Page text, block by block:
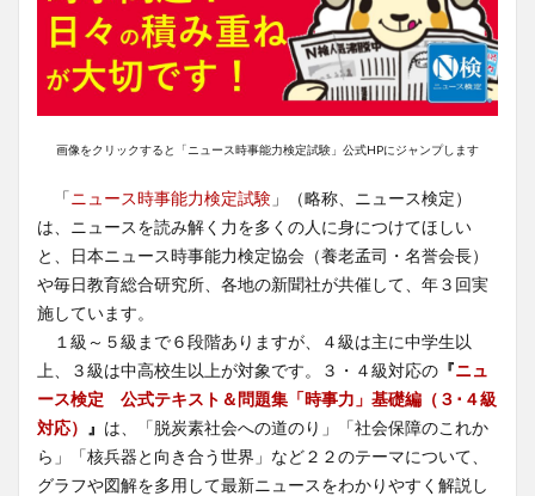
画像をクリックすると「ニュース時事能力検定試験」公式HPにジャンプします
「ニュース時事能力検定試験 」（略称、ニュース検定）
は、ニュースを読み解く力を多くの人に身につけてほしい
と、日本ニュース時事能力検定協会（養老孟司・名誉会長）
や毎日教育総合研究所、各地の新聞社が共催して、年３回実
施しています。
１級～５級まで６段階ありますが、４級は主に中学生以
上、３級は中高校生以上が対象です。３・４級対応の 『ニュ
ース検定 公式テキスト＆問題集「時事力」基礎編（３･４級
対応）
』 は、「脱炭素社会への道のり」「社会保障のこれか
ら」「核兵器と向き合う世界」など２２のテーマについて、
グラフや図解を多用して最新ニュースをわかりやすく解説し